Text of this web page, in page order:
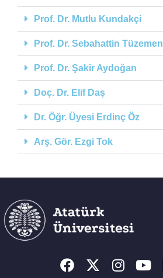
İLETIŞIMProf. Dr. Mutlu Kundakçi
Prof. Dr. Sebahattin Tüzemen
Prof. Dr. Şakir Aydoğan
Doç. Dr. Elif Daş
Dr. Öğr. Üyesi Erdinç Öz
Arş. Gör. Ezgi Tok